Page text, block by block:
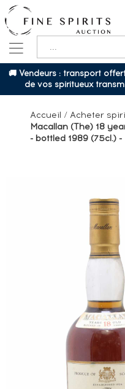
🚚 Vendeurs : transport
de vos spiritueux
Accueil / Acheter
Macallan (The) 18
- bottled 1989 (75cl.)